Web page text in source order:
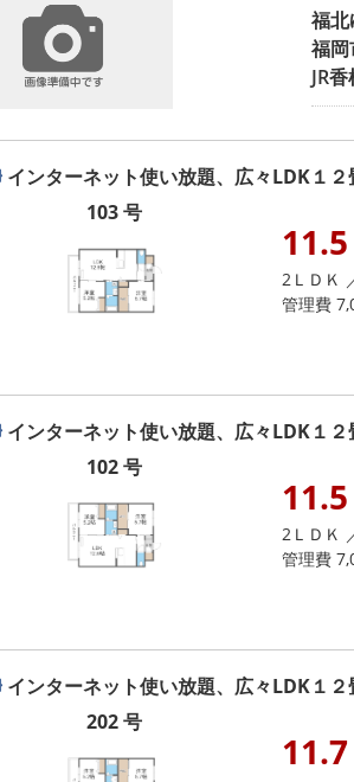
福
福
JR
インターネット使い放題、広々LDK１２
103 号
11.5
2ＬＤＫ
管理費
インターネット使い放題、広々LDK１２
102 号
11.5
2ＬＤＫ
管理費
インターネット使い放題、広々LDK１２
202 号
11.7